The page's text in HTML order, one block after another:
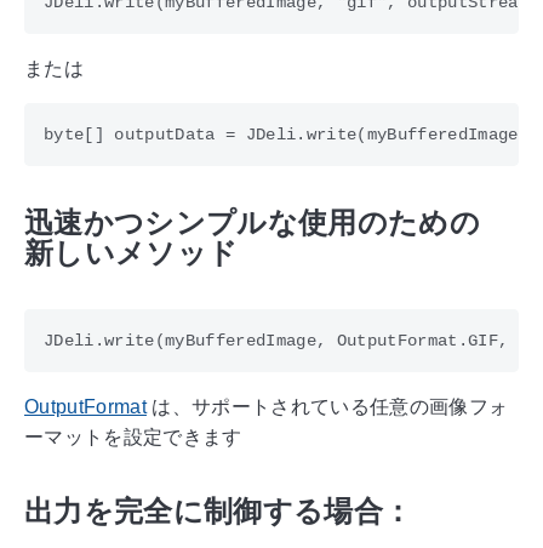
または
迅速かつシンプルな使用のための
新しいメソッド
OutputFormatは、サポートされている任意の画像フォ
ーマットを設定できます
出力を完全に制御する場合：